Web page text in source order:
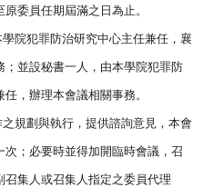
委員任期屆滿之日為止。
院犯罪防治研究中心主任兼任，襄
；並設秘書一人，由本學院犯罪防
，辦理本會議相關事務。
規劃與執行，提供諮詢意見，本會
次；必要時並得加開臨時會議，召
召集人或召集人指定之委員代理